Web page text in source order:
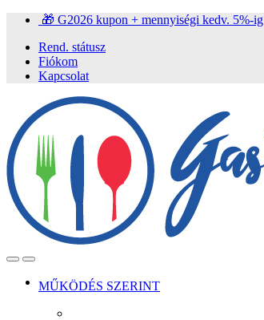
Ugrás
navigációhoz
Ugrás
tartalomra
🎁 G2026 kupon + mennyiségi kedv. 5%-ig
Rend. státusz
Fiókom
Kapcsolat
OpenClose
MŰKÖDÉS SZERINT